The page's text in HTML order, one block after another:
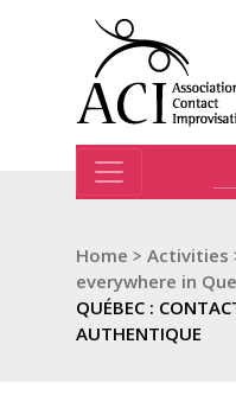
Home > Activities
everywhere in
QUÉBEC :
AUTHENTIQUE